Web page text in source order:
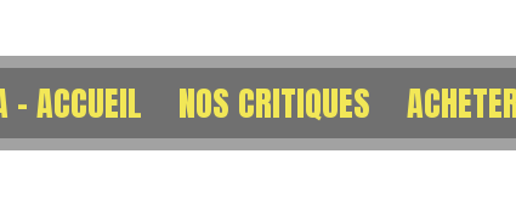
– ACCUEIL NOS CRITIQUES